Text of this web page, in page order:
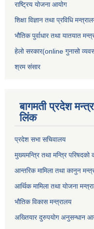
राष्ट्रिय योजना आयोग
शिक्षा विज्ञान तथा प्रविधि
भौतिक पुर्वाधार तथा यातयात
हेलो सरकार(online गुनासो
श्रम संसार
बागमती प्रदेश
लिंक
प्रदेश सभा सचिवालय
मुख्यमन्त्रि तथा मन्त्रि परिषदको
आन्तरिक मामिला तथा कानुन
आर्थिक मामिला तथा योजना
भौतिक विकास मन्त्रालय
अख्तियार दुरुपयोग अनुसन्धान